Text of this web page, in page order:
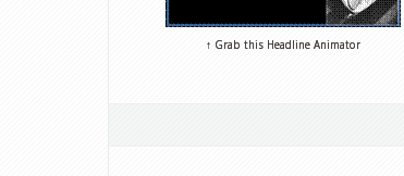
↑ Grab this Headline Animator